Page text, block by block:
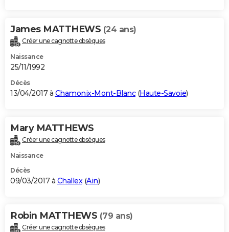
James MATTHEWS (24 ans)
Créer une cagnotte obsèques
Naissance
25/11/1992
Décès
13/04/2017 à Chamonix-Mont-Blanc(Haute-Savoie)
Mary MATTHEWS
Créer une cagnotte obsèques
Naissance
Décès
09/03/2017 à Challex(Ain)
Robin MATTHEWS (79 ans)
Créer une cagnotte obsèques